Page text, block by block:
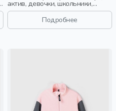
актив, девочки, школьники,
подростки, дети
Подробнее